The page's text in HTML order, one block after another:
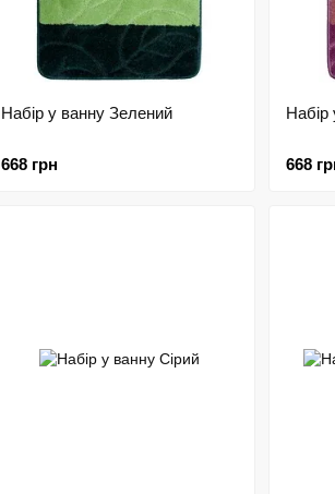
Набір у ванну Зелений
668 грн
Набір
668